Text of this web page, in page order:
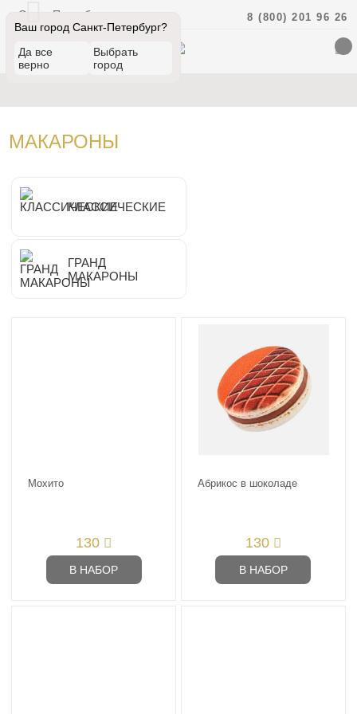
Санкт-Петербург 8 (800) 201 96 26
Ваш город Санкт-Петербург?
Да все
верно
Выбрать
город
МАКАРОНЫ
КЛАССИЧЕСКИЕ
ГРАНД
МАКАРОНЫ
Мохито
130
В НАБОР
Абрикос в шоколаде
130
В НАБОР